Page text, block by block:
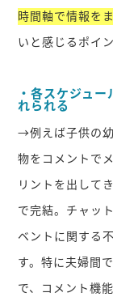
時間軸で情報を
いと感じるポイ
・各スケジュ
れられる
→例えば子供の
物をコメントで
リントを出して
で完結。チャッ
ベントに関する
す。特に夫婦間
で、コメント機